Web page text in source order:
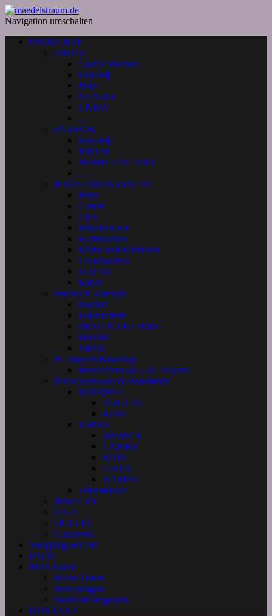
Navigation umschalten
PRODUKTE
SHOES
Castell Menorca
Espadrij
Mou
No Name
UNISA
…
FASHION
Espadrij
MBYM
SORBET ISLAND
…
BAGS AND BASKETS
Boho
Clutch
Girls
Häkeltaschen
Korbtaschen
Körbe und Körbchen
Ledertaschen
LOT 83
Rattan
Interior & Lifestyle
Bavaria
Eulenschnitt
DESIGN LETTERS
kknekki
NBDC
FC Bayern Fan-Shop
Bestellformular – FC Bayern
Make your own & Handmade
HOODIES
ADULTS
KIDS
T-Shirts
WOMEN
UNISEX
KIDS
GIRLS
BABIES
Zirbenkissen
JEWELRY
SALE
OUTLET
Gutschein
Shopping vor Ort
FAQS
Mein Konto
Meine Daten
Bestellungen
Passwort vergessen
KONTAKT